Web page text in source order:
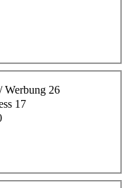
Werbung 26
17